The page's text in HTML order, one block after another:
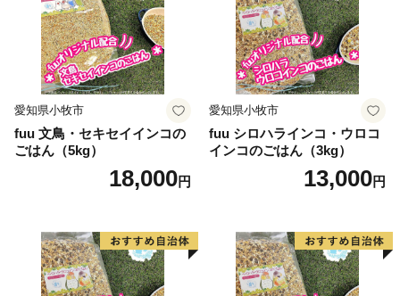
愛知県小牧市
fuu 文鳥・セキセイインコの
ごはん（5kg）
18,000円
愛知県小牧市
fuu シロハラインコ・ウロコ
インコのごはん（3kg）
13,000円